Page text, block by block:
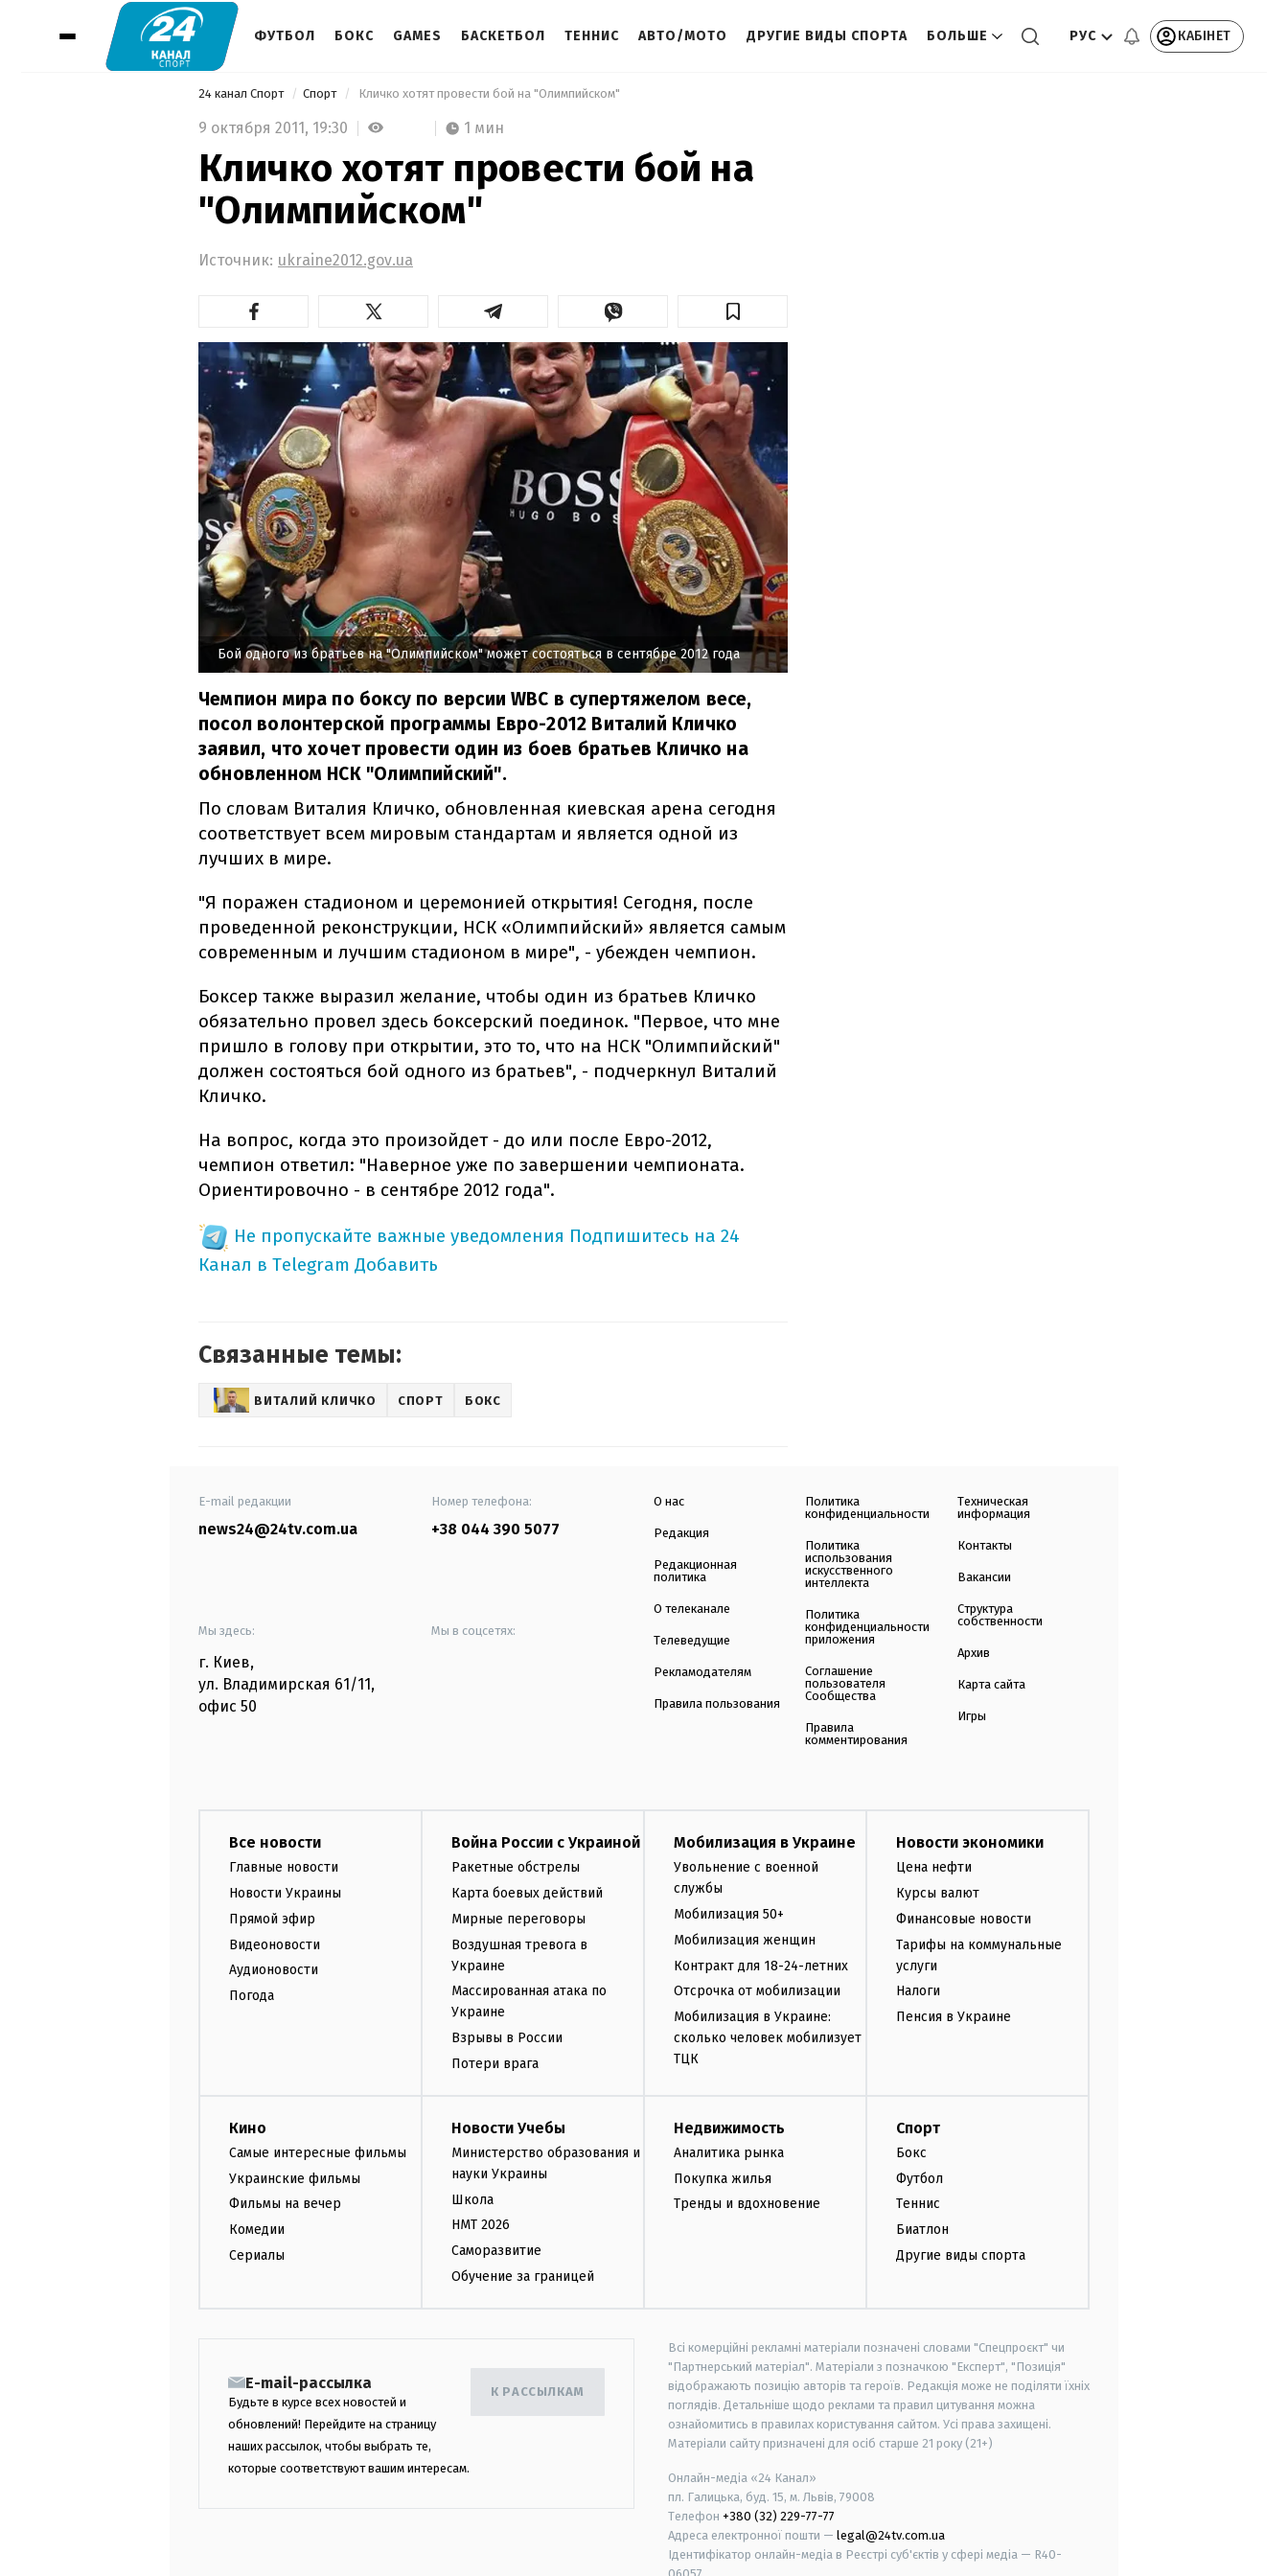
ФУТБОЛ БОКС GAMES БАСКЕТБОЛ ТЕННИС АВТО/МОТО ДРУГИЕ ВИДЫ СПОРТА БОЛЬШЕ РУС КАБІНЕТ
24 канал Спорт Спорт Кличко хотят провести бой на "Олимпийском"
9 октября 2011, 19:30 1 мин
Кличко хотят провести бой на
"Олимпийском"
Источник: ukraine2012.gov.ua
Бой одного из братьев на "Олимпийском" может состояться в сентябре 2012 года
Чемпион мира по боксу по версии WBC в супертяжелом весе,
посол волонтерской программы Евро-2012 Виталий Кличко
заявил, что хочет провести один из боев братьев Кличко на
обновленном НСК "Олимпийский".
По словам Виталия Кличко, обновленная киевская арена сегодня
соответствует всем мировым стандартам и является одной из
лучших в мире.
"Я поражен стадионом и церемонией открытия! Сегодня, после
проведенной реконструкции, НСК «Олимпийский» является самым
современным и лучшим стадионом в мире", - убежден чемпион.
Боксер также выразил желание, чтобы один из братьев Кличко
обязательно провел здесь боксерский поединок. "Первое, что мне
пришло в голову при открытии, это то, что на НСК "Олимпийский"
должен состояться бой одного из братьев", - подчеркнул Виталий
Кличко.
На вопрос, когда это произойдет - до или после Евро-2012,
чемпион ответил: "Наверное уже по завершении чемпионата.
Ориентировочно - в сентябре 2012 года".
Не пропускайте важные уведомления Подпишитесь на 24
Канал в Telegram Добавить
Связанные темы:
ВИТАЛИЙ КЛИЧКО СПОРТ БОКС
E-mail редакции
news24@24tv.com.ua
Номер телефона:
+38 044 390 5077
Мы здесь:
г. Киев,
ул. Владимирская 61/11,
офис 50
Мы в соцсетях:
О нас
Редакция
Редакционная
политика
О телеканале
Телеведущие
Рекламодателям
Правила пользования
Политика
конфиденциальности
Политика
использования
искусственного
интеллекта
Политика
конфиденциальности
приложения
Соглашение
пользователя
Сообщества
Правила
комментирования
Техническая
информация
Контакты
Вакансии
Структура
собственности
Архив
Карта сайта
Игры
Все новости
Главные новости
Новости Украины
Прямой эфир
Видеоновости
Аудионовости
Погода
Война России с Украиной
Ракетные обстрелы
Карта боевых действий
Мирные переговоры
Воздушная тревога в
Украине
Массированная атака по
Украине
Взрывы в России
Потери врага
Мобилизация в Украине
Увольнение с военной
службы
Мобилизация 50+
Мобилизация женщин
Контракт для 18-24-летних
Отсрочка от мобилизации
Мобилизация в Украине:
сколько человек мобилизует
ТЦК
Новости экономики
Цена нефти
Курсы валют
Финансовые новости
Тарифы на коммунальные
услуги
Налоги
Пенсия в Украине
Кино
Самые интересные фильмы
Украинские фильмы
Фильмы на вечер
Комедии
Сериалы
Новости Учебы
Министерство образования и
науки Украины
Школа
НМТ 2026
Саморазвитие
Обучение за границей
Недвижимость
Аналитика рынка
Покупка жилья
Тренды и вдохновение
Спорт
Бокс
Футбол
Теннис
Биатлон
Другие виды спорта
E-mail-рассылка
Будьте в курсе всех новостей и
обновлений! Перейдите на страницу
наших рассылок, чтобы выбрать те,
которые соответствуют вашим интересам.
К РАССЫЛКАМ
Всі комерційні рекламні матеріали позначені словами "Спецпроєкт" чи
"Партнерський матеріал". Матеріали з позначкою "Експерт", "Позиція"
відображають позицію авторів та героїв. Редакція може не поділяти їхніх
поглядів. Детальніше щодо реклами та правил цитування можна
ознайомитись в правилах користування сайтом. Усі права захищені.
Матеріали сайту призначені для осіб старше 21 року (21+)
Онлайн-медіа «24 Канал»
пл. Галицька, буд. 15, м. Львів, 79008
Телефон +380 (32) 229-77-77
Адреса електронної пошти — legal@24tv.com.ua
Ідентифікатор онлайн-медіа в Реєстрі суб'єктів у сфері медіа — R40-